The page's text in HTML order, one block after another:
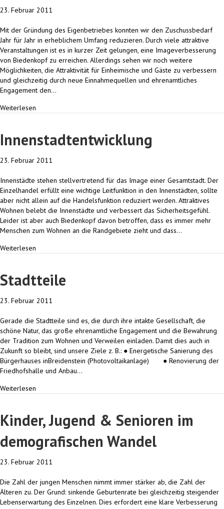
23. Februar 2011
Mit der Gründung des Eigenbetriebes konnten wir den Zuschussbedarf
Jahr für Jahr in erheblichem Umfang reduzieren. Durch viele attraktive
Veranstaltungen ist es in kurzer Zeit gelungen, eine Imageverbesserung
von Biedenkopf zu erreichen. Allerdings sehen wir noch weitere
Möglichkeiten, die Attraktivität für Einheimische und Gäste zu verbessern
und gleichzeitig durch neue Einnahmequellen und ehrenamtliches
Engagement den…
Weiterlesen
Innenstadtentwicklung
23. Februar 2011
Innenstädte stehen stellvertretend für das Image einer Gesamtstadt. Der
Einzelhandel erfüllt eine wichtige Leitfunktion in den Innenstädten, sollte
aber nicht allein auf die Handelsfunktion reduziert werden. Attraktives
Wohnen belebt die Innenstädte und verbessert das Sicherheitsgefühl.
Leider ist aber auch Biedenkopf davon betroffen, dass es immer mehr
Menschen zum Wohnen an die Randgebiete zieht und dass…
Weiterlesen
Stadtteile
23. Februar 2011
Gerade die Stadtteile sind es, die durch ihre intakte Gesellschaft, die
schöne Natur, das große ehrenamtliche Engagement und die Bewahrung
der Tradition zum Wohnen und Verweilen einladen. Damit dies auch in
Zukunft so bleibt, sind unsere Ziele z. B.: ● Energetische Sanierung des
Bürgerhauses inBreidenstein (Photovoltaikanlage) ● Renovierung der
Friedhofshalle und Anbau…
Weiterlesen
Kinder, Jugend & Senioren im
demografischen Wandel
23. Februar 2011
Die Zahl der jungen Menschen nimmt immer stärker ab, die Zahl der
Älteren zu. Der Grund: sinkende Geburtenrate bei gleichzeitig steigender
Lebenserwartung des Einzelnen. Dies erfordert eine klare Verbesserung